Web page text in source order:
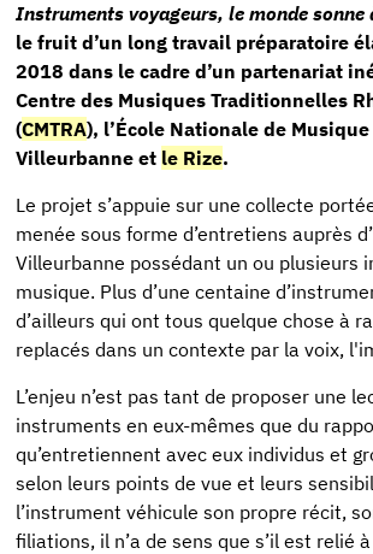
Instruments voyageurs, le monde sonne
le fruit d’un long travail préparatoire
2018 dans le cadre d’un partenariat
Centre des Musiques Traditionnelles
(CMTRA), l’École Nationale de Musique
Villeurbanne et le Rize.
Le projet s’appuie sur une collecte
menée sous forme d’entretiens auprès
Villeurbanne possédant un ou plusieurs
musique. Plus d’une centaine
d’ailleurs qui ont tous quelque chose à
replacés dans un contexte par la voix,
L’enjeu n’est pas tant de proposer une
instruments en eux-mêmes que du
qu’entretiennent avec eux individus et
selon leurs points de vue et leurs
l’instrument véhicule son propre récit,
filiations, il n’a de sens que s’il est relié